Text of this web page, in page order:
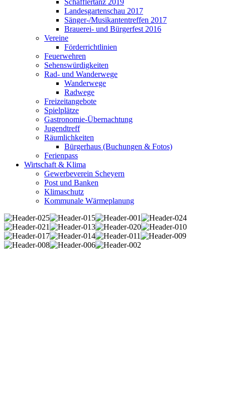
Schäfflertanz 2019
Landesgartenschau 2017
Sänger-/Musikantentreffen 2017
Brauerei- und Bürgerfest 2016
Vereine
Förderrichtlinien
Feuerwehren
Sehenswürdigkeiten
Rad- und Wanderwege
Wanderwege
Radwege
Freizeitangebote
Spielplätze
Gastronomie-Übernachtung
Jugendtreff
Räumlichkeiten
Bürgerhaus (Buchungen & Fotos)
Ferienpass
Wirtschaft & Klima
Gewerbeverein Scheyern
Post und Banken
Klimaschutz
Kommunale Wärmeplanung